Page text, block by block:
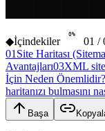
◆İçindekiler
0%
01 /
01 Site Haritası
Avantajları03XML site
İçin Neden Önemlidir?
haritanızı bulmasını
Başa